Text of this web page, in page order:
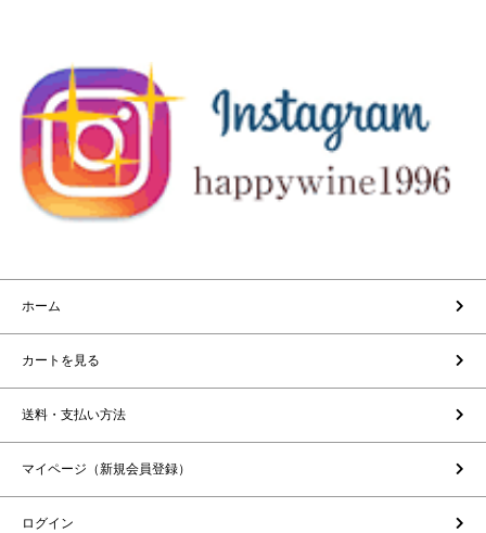
ホーム
カートを見る
送料・支払い方法
マイページ（新規会員登録）
ログイン